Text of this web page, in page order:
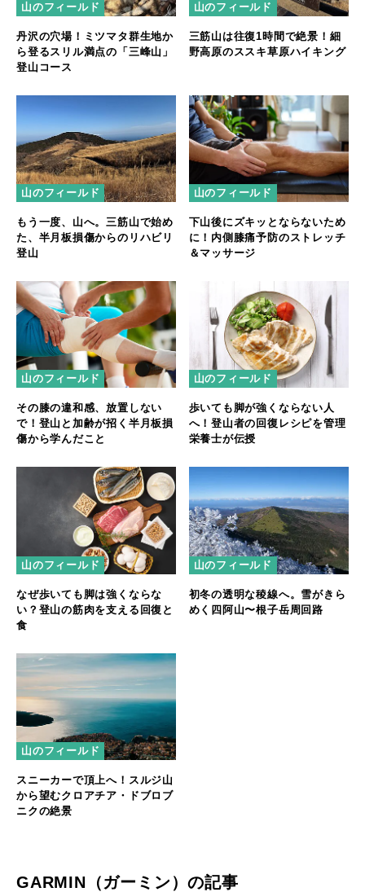
山のフィールド
丹沢の穴場！ミツマタ群生地か
ら登るスリル満点の「三峰山」
登山コース
山のフィールド
三筋山は往復1時間で絶景！細
野高原のススキ草原ハイキング
山のフィールド
もう一度、山へ。三筋山で始め
た、半月板損傷からのリハビリ
登山
山のフィールド
下山後にズキッとならないため
に！内側膝痛予防のストレッチ
＆マッサージ
山のフィールド
その膝の違和感、放置しない
で！登山と加齢が招く半月板損
傷から学んだこと
山のフィールド
歩いても脚が強くならない人
へ！登山者の回復レシピを管理
栄養士が伝授
山のフィールド
なぜ歩いても脚は強くならな
い？登山の筋肉を支える回復と
食
山のフィールド
初冬の透明な稜線へ。雪がきら
めく四阿山〜根子岳周回路
山のフィールド
スニーカーで頂上へ！スルジ山
から望むクロアチア・ドブロブ
ニクの絶景
GARMIN（ガーミン）の記事